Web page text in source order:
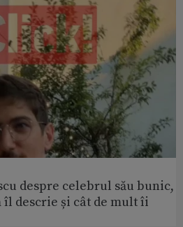
despre celebrul său bunic,
îl descrie și cât de mult îi